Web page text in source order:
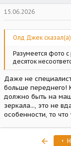
15.06.2026
Олд Джек
Разумеется фото с
десяток
Даже не
больше переднего!
должно быть на
зеркала..., это не
особенности, то